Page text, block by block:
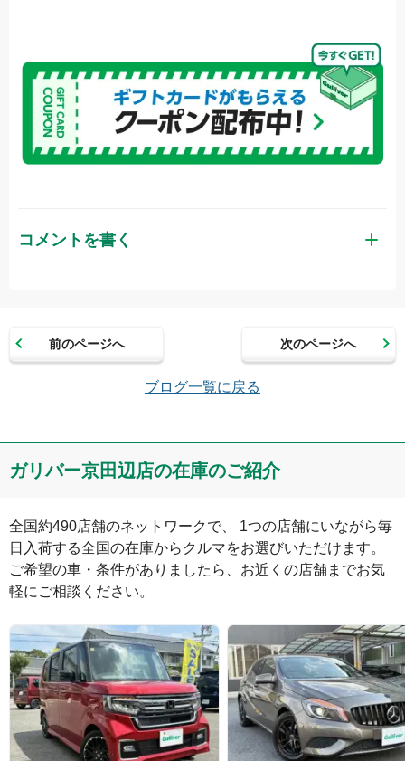
コメントを書く
メールアドレス（半角英数）
コメント
絵文字は投稿時に削除します 0文字/140文字
Captcha
前のページへ 次のページへ
ブログ一覧に戻る
ガリバー京田辺店の在庫のご紹介
全国約490店舗のネットワークで、 1つの店舗にいながら毎
日入荷する全国の在庫からクルマをお選びいただけます。
ご希望の車・条件がありましたら、お近くの店舗までお気
軽にご相談ください。